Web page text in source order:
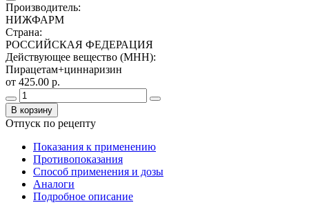
Производитель:
НИЖФАРМ
Страна:
РОССИЙСКАЯ ФЕДЕРАЦИЯ
Действующее вещество (МНН):
Пирацетам+циннаризин
от 425.00 р.
В корзину
Отпуск по рецепту
Показания к применению
Противопоказания
Способ применения и дозы
Аналоги
Подробное описание